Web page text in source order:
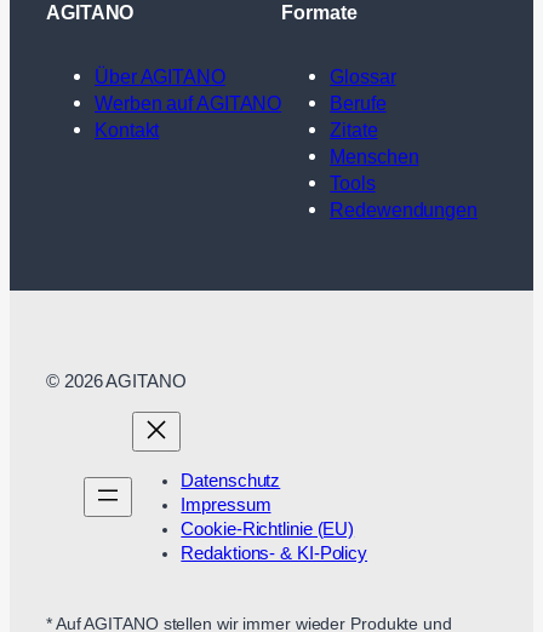
AGITANO
Über AGITANO
Werben auf AGITANO
Kontakt
Formate
Glossar
Berufe
Zitate
Menschen
Tools
Redewendungen
© 2026 AGITANO
Datenschutz
Impressum
Cookie-Richtlinie (EU)
Redaktions- & KI-Policy
* Auf AGITANO stellen wir immer wieder Produkte und